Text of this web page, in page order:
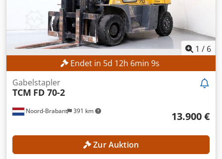
1 / 6
Endet in 5d 12h 6min 7s
Noord-Brabant 391 km
Gabelstapler
TCM FD 70-2
13.900 €
Zur Auktion